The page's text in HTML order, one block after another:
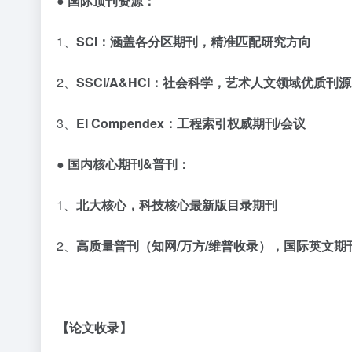
1、 SCI ：涵盖各分区期刊，精准匹配研究方向
2、 SSCI/A&HCI ：社会科学，艺术人文领域优质刊源
3、 EI Compendex ：工程索引权威期刊/会议
● 国内核心期刊&普刊：
1、 北大核心，科技核心最新版目录期刊
2、 高质量普刊（知网/万方/维普收录），国际英文期
【论文收录】